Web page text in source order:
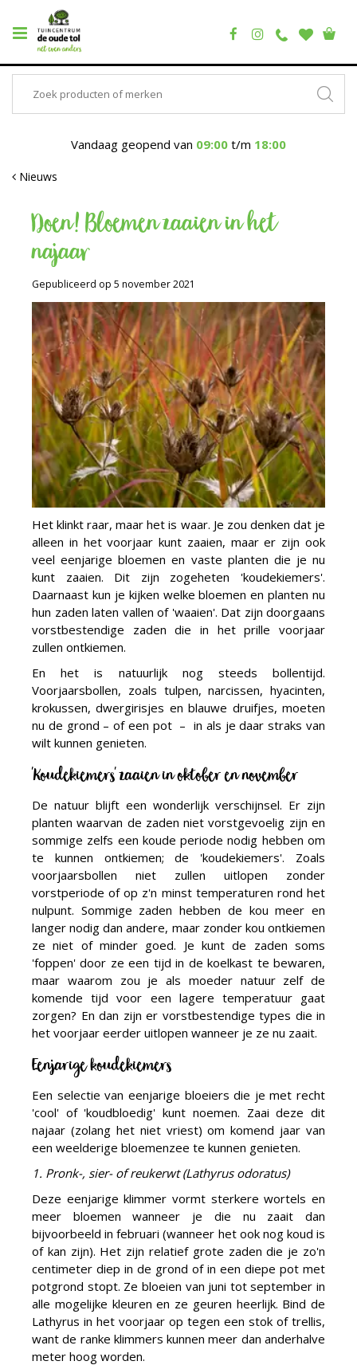
Vandaag geopend van 09:00 t/m 18:00
Nieuws
Doen! Bloemen zaaien in het
najaar
Gepubliceerd op 5 november 2021
Het klinkt raar, maar het is waar. Je zou denken dat je
alleen in het voorjaar kunt zaaien, maar er zijn ook
veel eenjarige bloemen en vaste planten die je nu
kunt zaaien. Dit zijn zogeheten 'koudekiemers'.
Daarnaast kun je kijken welke bloemen en planten nu
hun zaden laten vallen of 'waaien'. Dat zijn doorgaans
vorstbestendige zaden die in het prille voorjaar
zullen ontkiemen.
En het is natuurlijk nog steeds bollentijd.
Voorjaarsbollen, zoals tulpen, narcissen, hyacinten,
krokussen, dwergirisjes en blauwe druifjes, moeten
nu de grond – of een pot – in als je daar straks van
wilt kunnen genieten.
'Koudekiemers' zaaien in oktober en november
De natuur blijft een wonderlijk verschijnsel. Er zijn
planten waarvan de zaden niet vorstgevoelig zijn en
sommige zelfs een koude periode nodig hebben om
te kunnen ontkiemen; de 'koudekiemers'. Zoals
voorjaarsbollen niet zullen uitlopen zonder
vorstperiode of op z'n minst temperaturen rond het
nulpunt. Sommige zaden hebben de kou meer en
langer nodig dan andere, maar zonder kou ontkiemen
ze niet of minder goed. Je kunt de zaden soms
'foppen' door ze een tijd in de koelkast te bewaren,
maar waarom zou je als moeder natuur zelf de
komende tijd voor een lagere temperatuur gaat
zorgen? En dan zijn er vorstbestendige types die in
het voorjaar eerder uitlopen wanneer je ze nu zaait.
Eenjarige koudekiemers
Een selectie van eenjarige bloeiers die je met recht
'cool' of 'koudbloedig' kunt noemen. Zaai deze dit
najaar (zolang het niet vriest) om komend jaar van
een weelderige bloemenzee te kunnen genieten.
1. Pronk-, sier- of reukerwt (Lathyrus odoratus)
Deze eenjarige klimmer vormt sterkere wortels en
meer bloemen wanneer je die nu zaait dan
bijvoorbeeld in februari (wanneer het ook nog koud is
of kan zijn). Het zijn relatief grote zaden die je zo'n
centimeter diep in de grond of in een diepe pot met
potgrond stopt. Ze bloeien van juni tot september in
alle mogelijke kleuren en ze geuren heerlijk. Bind de
Lathyrus in het voorjaar op tegen een stok of trellis,
want de ranke klimmers kunnen meer dan anderhalve
meter hoog worden.